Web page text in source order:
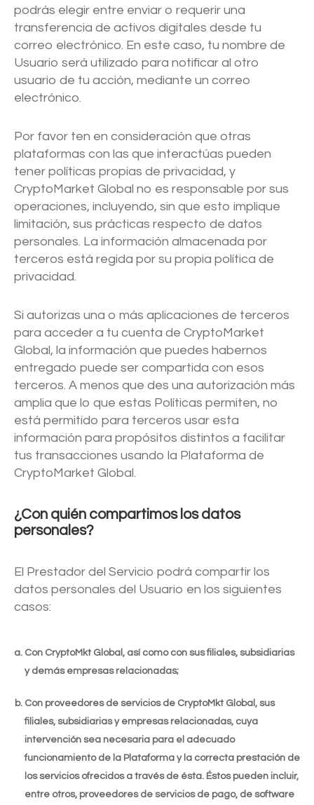
podrás elegir entre enviar o requerir una
transferencia de activos digitales desde tu
correo electrónico. En este caso, tu nombre de
Usuario será utilizado para notificar al otro
usuario de tu acción, mediante un correo
electrónico.
Por favor ten en consideración que otras
plataformas con las que interactúas pueden
tener políticas propias de privacidad, y
CryptoMarket Global no es responsable por sus
operaciones, incluyendo, sin que esto implique
limitación, sus prácticas respecto de datos
personales. La información almacenada por
terceros está regida por su propia política de
privacidad.
Si autorizas una o más aplicaciones de terceros
para acceder a tu cuenta de CryptoMarket
Global, la información que puedes habernos
entregado puede ser compartida con esos
terceros. A menos que des una autorización más
amplia que lo que estas Políticas permiten, no
está permitido para terceros usar esta
información para propósitos distintos a facilitar
tus transacciones usando la Plataforma de
CryptoMarket Global.
¿Con quién compartimos los datos
personales?
El Prestador del Servicio podrá compartir los
datos personales del Usuario en los siguientes
casos:
Con CryptoMkt Global, así como con sus filiales, subsidiarias
y demás empresas relacionadas;
Con proveedores de servicios de CryptoMkt Global, sus
filiales, subsidiarias y empresas relacionadas, cuya
intervención sea necesaria para el adecuado
funcionamiento de la Plataforma y la correcta prestación de
los servicios ofrecidos a través de ésta. Éstos pueden incluir,
entre otros, proveedores de servicios de pago, de software